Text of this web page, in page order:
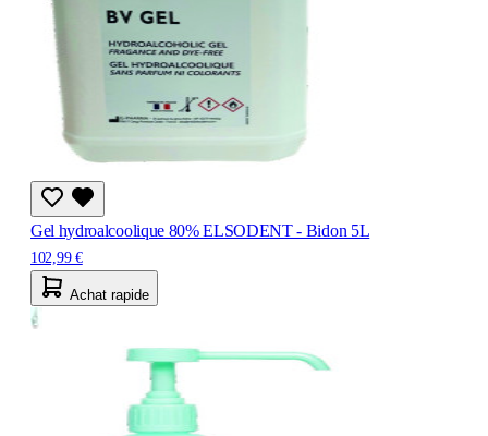
Gel hydroalcoolique 80% ELSODENT - Bidon 5L
102,99 €
Achat rapide